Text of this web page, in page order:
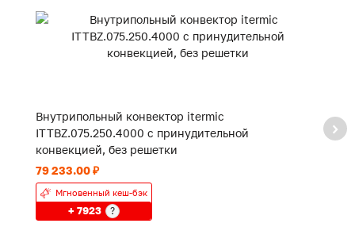
Внутрипольный конвектор itermic
ITTBZ.075.250.4000 с принудительной
конвекцией, без решетки
79 233.00 ₽
Мгновенный кеш-бэк
+ 7923 ?